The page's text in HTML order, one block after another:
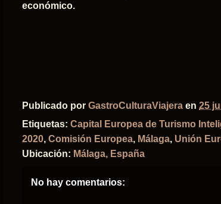
económico.
Publicado por GastroCulturaViajera en 25
Etiquetas: Capital Europea de Turismo
2020, Comisión Europea, Málaga, Unión
Ubicación: Málaga, España
No hay comentarios: